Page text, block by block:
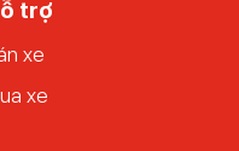
trợ
xe
xe